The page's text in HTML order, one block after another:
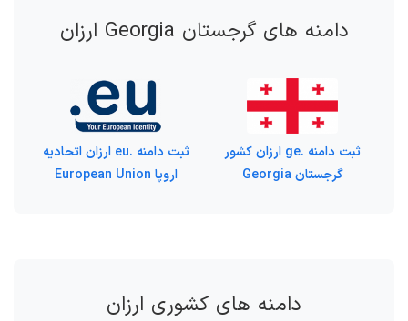
دامنه های گرجستان Georgia ارزان
ثبت دامنه .ge ارزان کشور
گرجستان Georgia
ثبت دامنه .eu ارزان اتحادیه
اروپا European Union
دامنه های کشوری ارزان